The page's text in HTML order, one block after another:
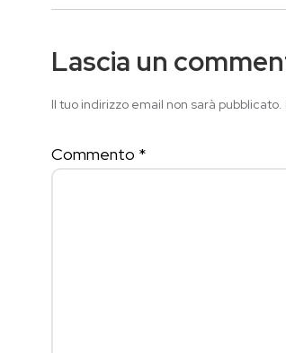
Lascia un
Il tuo indirizzo email non sarà pubblicato.
Commento *